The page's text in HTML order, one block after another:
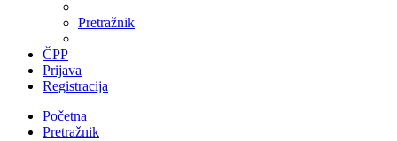
Pretražnik
ČPP
Prijava
Registracija
Početna
Pretražnik